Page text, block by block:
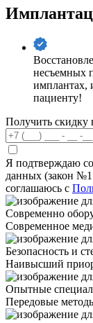
несъемных
имплантах,
пациенту!
Получить скидку
Я подтверждаю
данных (закон
соглашаюсь с
Современно
Современное
Безопасность и
Наивысший
Опытные
Передовые